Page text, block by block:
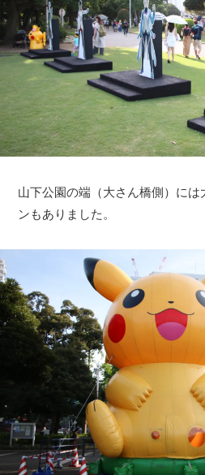
山下公園の端（大さん橋側）に
ンもありました。